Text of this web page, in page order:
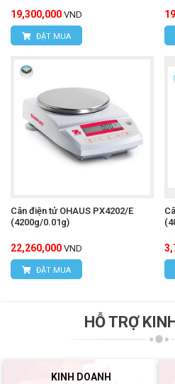
19,300,000 VND
ĐẶT MUA
Cân điện tử OHAUS PX4202/E
(4200g/0.01g)
22,260,000 VND
ĐẶT MUA
HỖ TRỢ
KINH DOANH